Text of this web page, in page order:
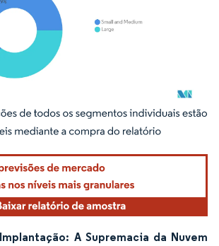
O reuso requer atribuição conforme CC BY 4.0.
A Supremacia da Nuvem